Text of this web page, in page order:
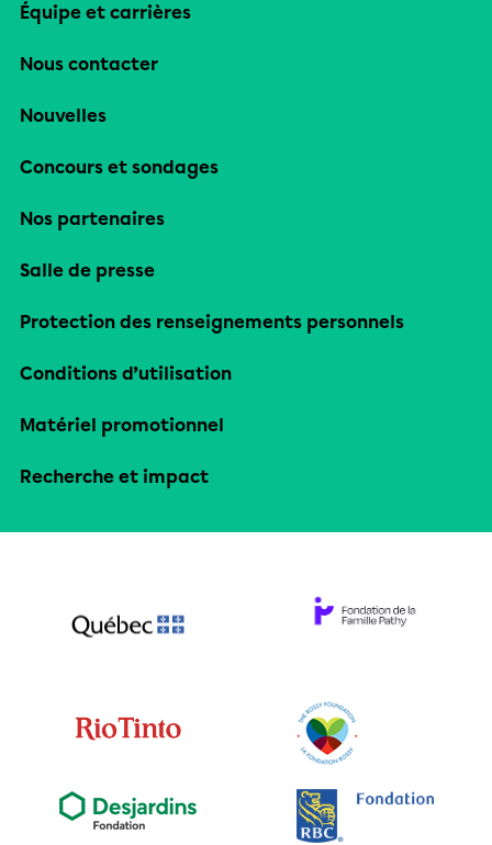
Équipe et carrières
Nous contacter
Nouvelles
Concours et sondages
Nos partenaires
Salle de presse
Protection des renseignements personnels
Conditions d’utilisation
Matériel promotionnel
Recherche et impact